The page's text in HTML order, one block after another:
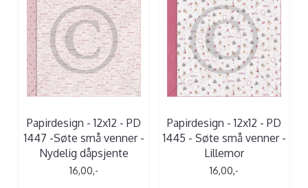
Papirdesign - 12x12 - PD
1447 -Søte små venner -
Nydelig dåpsjente
16,00,-
Papirdesign - 12x12 - PD
1445 - Søte små venner -
Lillemor
16,00,-